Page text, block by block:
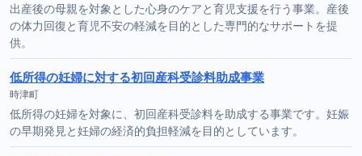
出産後の母親を対象とした心身のケアと育児支援を行う事業。産後
の体力回復と育児不安の軽減を目的とした専門的なサポートを提
供。
低所得の妊婦に対する初回産科受診料助成事業
時津町
低所得の妊婦を対象に、初回産科受診料を助成する事業です。妊娠
の早期発見と妊婦の経済的負担軽減を目的としています。